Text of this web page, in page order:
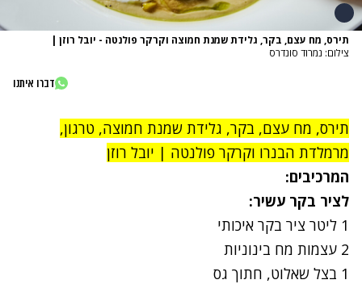
תירס, מח עצם, בקר, גלידת שמנת חמוצה וקרקר פולנטה - יובל רוזן |
צילום: נמרוד סונדרס
דברו איתנו
תירס, מח עצם, בקר, גלידת שמנת חמוצה, טרגון,
מרמלדת הבנרו וקרקר פולנטה | יובל רוזן
המרכיבים:
לציר בקר עשיר:
1 ליטר ציר בקר איכותי
2 עצמות מח בינוניות
1 בצל שאלוט, חתוך גס